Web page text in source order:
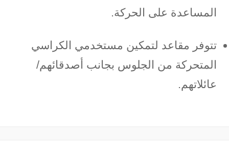
المساعدة على الحركة.
تتوفر مقاعد لتمكين مستخدمي الكراسي
المتحركة من الجلوس بجانب أصدقائهم/
عائلاتهم.